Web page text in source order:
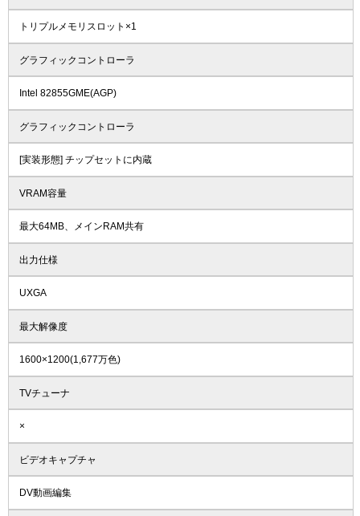
トリプルメモリスロット×1
グラフィックコントローラ
Intel 82855GME(AGP)
グラフィックコントローラ
[実装形態] チップセットに内蔵
VRAM容量
最大64MB、メインRAM共有
出力仕様
UXGA
最大解像度
1600×1200(1,677万色)
TVチューナ
×
ビデオキャプチャ
DV動画編集